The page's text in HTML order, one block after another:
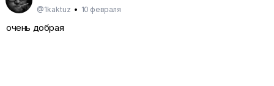
@1kaktuz • 10 февраля
очень добрая